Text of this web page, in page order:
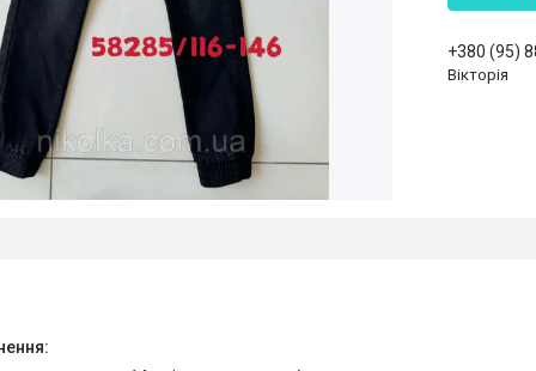
+380 (95)
Вікторія